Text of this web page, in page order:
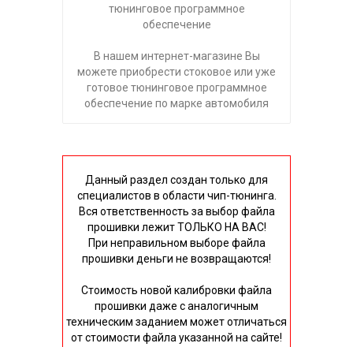
тюнинговое программное
обеспечение
В нашем интернет-магазине Вы
можете приобрести стоковое или уже
готовое тюнинговое программное
обеспечение по марке автомобиля
Данный раздел создан только для
специалистов в области чип-тюнинга.
Вся ответственность за выбор файла
прошивки лежит ТОЛЬКО НА ВАС!
При неправильном выборе файла
прошивки деньги не возвращаются!
Стоимость новой калибровки файла
прошивки даже с аналогичным
техническим заданием может отличаться
от стоимости файла указанной на сайте!